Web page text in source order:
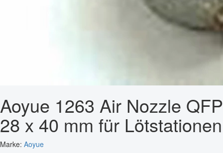
Aoyue 1263 Air Nozzle QFP
28 x 40 mm für Lötstationen
Marke: Aoyue